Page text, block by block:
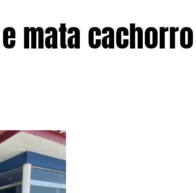
mata